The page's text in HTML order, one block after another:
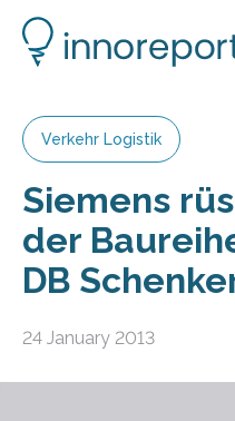
Verkehr Logistik
Siemens
der
DB
24 January 2013